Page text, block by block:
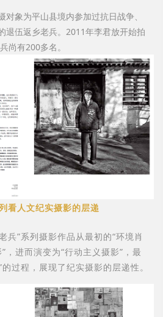
对象为平山县境内参加过抗日战争、
退伍返乡老兵。2011年李君放开始拍
尚有200多名。
看人文纪实摄影的层递
兵”系列摄影作品从最初的“环境肖
，进而演变为“行动主义摄影”，最
过程，展现了纪实摄影的层递性。